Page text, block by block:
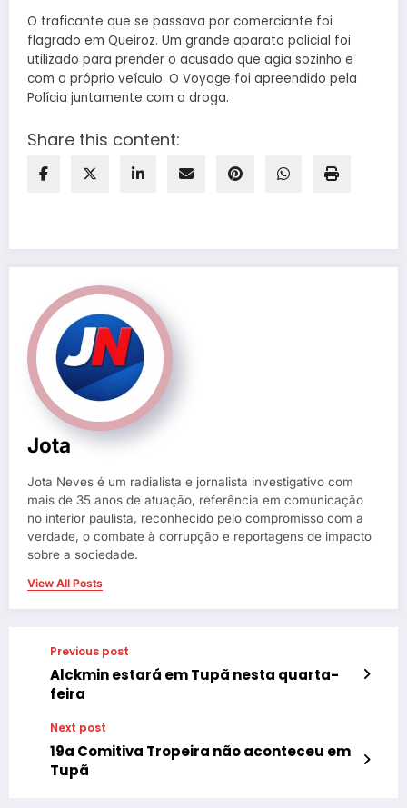
O traficante que se passava por comerciante foi
flagrado em Queiroz. Um grande aparato policial foi
utilizado para prender o acusado que agia sozinho e
com o próprio veículo. O Voyage foi apreendido pela
Polícia juntamente com a droga.
Share this content:
Jota
Jota Neves é um radialista e jornalista investigativo com
mais de 35 anos de atuação, referência em comunicação
no interior paulista, reconhecido pelo compromisso com a
verdade, o combate à corrupção e reportagens de impacto
sobre a sociedade.
View All Posts
Previous post
Alckmin estará em Tupã nesta quarta-
feira
Next post
19a Comitiva Tropeira não aconteceu em
Tupã